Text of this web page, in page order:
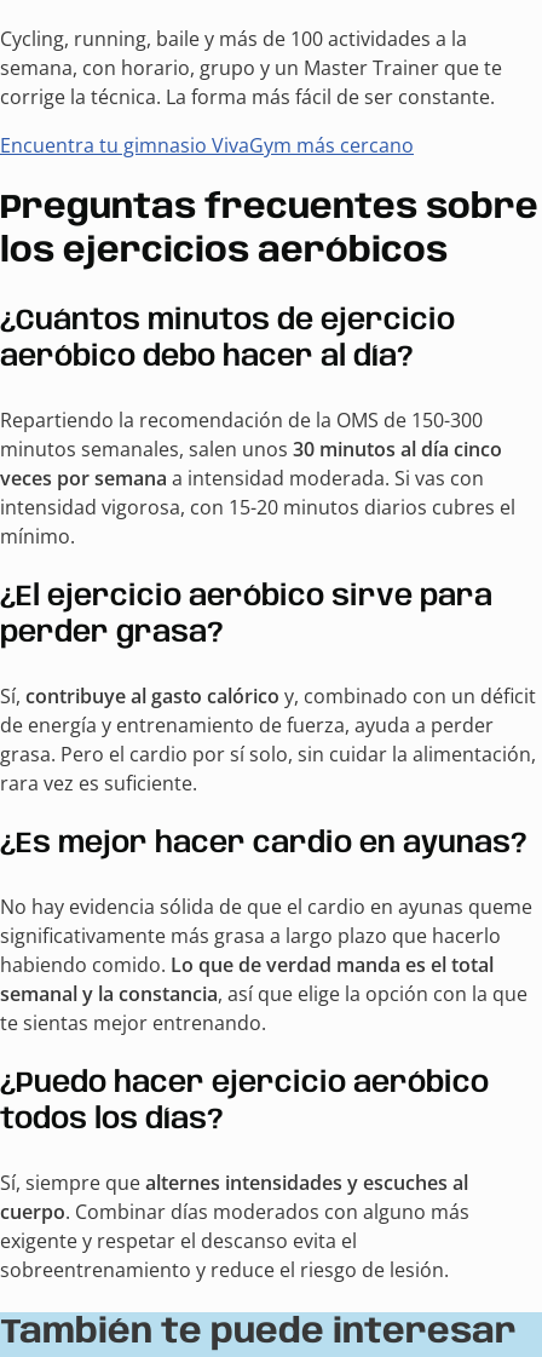
Cycling, running, baile y más de 100 actividades a la
semana, con horario, grupo y un Master Trainer que te
corrige la técnica. La forma más fácil de ser constante.
Encuentra tu gimnasio VivaGym más cercano
Preguntas frecuentes sobre
los ejercicios aeróbicos
¿Cuántos minutos de ejercicio
aeróbico debo hacer al día?
Repartiendo la recomendación de la OMS de 150-300
minutos semanales, salen unos 30 minutos al día cinco
veces por semana a intensidad moderada. Si vas con
intensidad vigorosa, con 15-20 minutos diarios cubres el
mínimo.
¿El ejercicio aeróbico sirve para
perder grasa?
Sí, contribuye al gasto calórico y, combinado con un déficit
de energía y entrenamiento de fuerza, ayuda a perder
grasa. Pero el cardio por sí solo, sin cuidar la alimentación,
rara vez es suficiente.
¿Es mejor hacer cardio en ayunas?
No hay evidencia sólida de que el cardio en ayunas queme
significativamente más grasa a largo plazo que hacerlo
habiendo comido. Lo que de verdad manda es el total
semanal y la constancia, así que elige la opción con la que
te sientas mejor entrenando.
¿Puedo hacer ejercicio aeróbico
todos los días?
Sí, siempre quealternes intensidades y escuches al
cuerpo. Combinar días moderados con alguno más
exigente y respetar el descanso evita el
sobreentrenamiento y reduce el riesgo de lesión.
También te puede interesar